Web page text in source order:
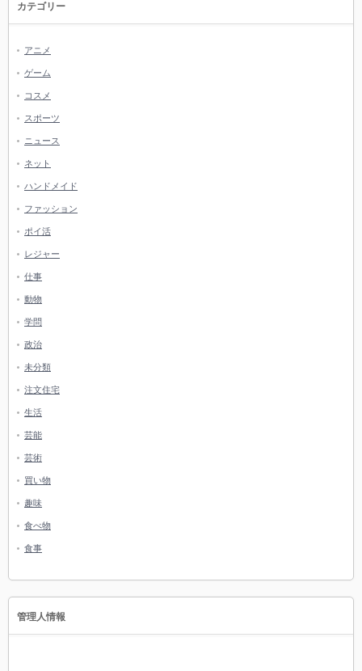
カテゴリー
アニメ
ゲーム
コスメ
スポーツ
ニュース
ネット
ハンドメイド
ファッション
ポイ活
レジャー
仕事
動物
学問
政治
未分類
注文住宅
生活
芸能
芸術
買い物
趣味
食べ物
食事
管理人情報